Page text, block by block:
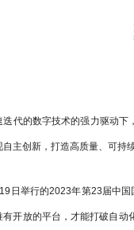
迭代的数字技术的强力驱动
自主创新，打造高质量、可持
日举行的2023年第23届中国
有开放的平台，才能打破自动